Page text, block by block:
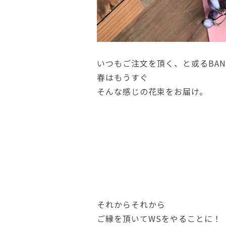
いつもご注文を頂く、と或る
春はもうすぐ
そんな感じの花束をお届け。
それからそれから
ご縁を頂いてWSをやることに！